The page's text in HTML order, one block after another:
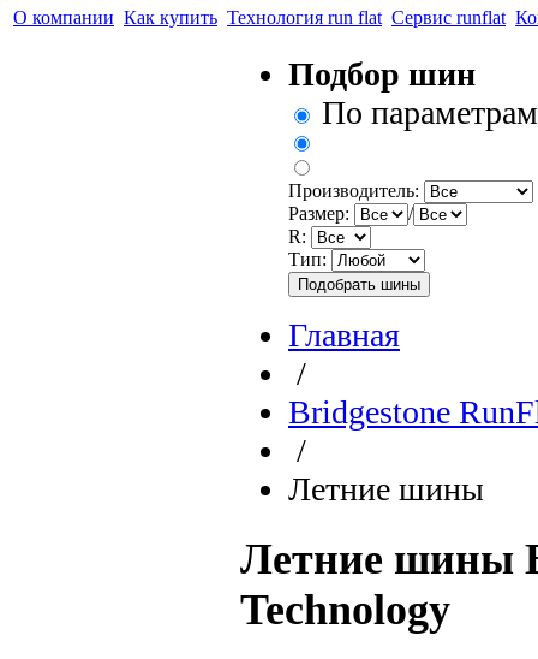
О компании Как купить Технология run flat Сервис runflat
Подбор шин
По параметрам
Производитель:
Размер:
/
R:
Тип:
Главная
/
Bridgestone
/
Летние шины
Летние шины
Technology